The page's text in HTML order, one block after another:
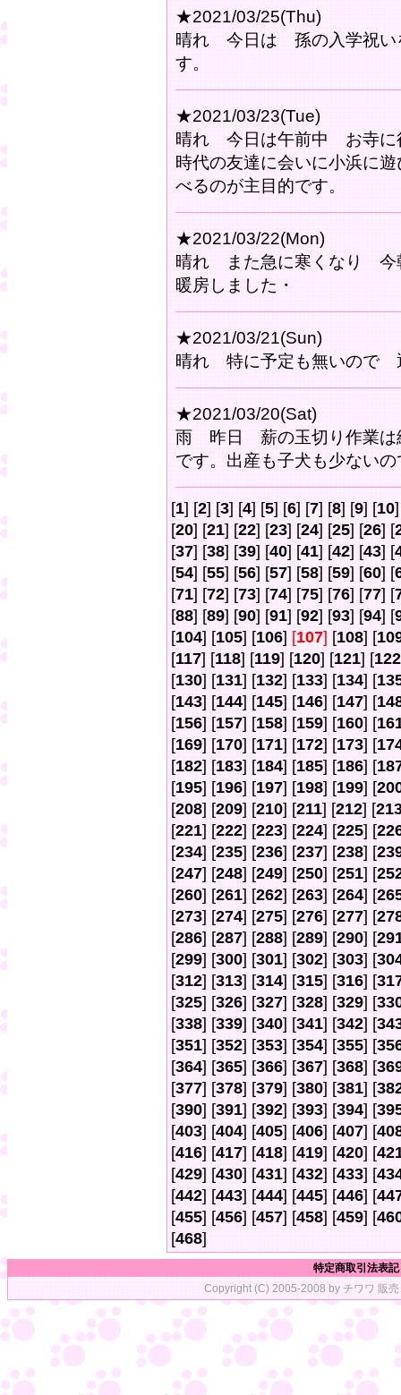
★2021/03/25(Thu)
晴れ 今日は 孫の入学祝い
す。
★2021/03/23(Tue)
晴れ 今日は午前中 お寺に
時代の友達に会いに小浜に
べるのが主目的です。
★2021/03/22(Mon)
晴れ また急に寒くなり 今
暖房しました・
★2021/03/21(Sun)
晴れ 特に予定も無いので
★2021/03/20(Sat)
雨 昨日 薪の玉切り作業は
です。出産も子犬も少ない
[1] [2] [3] [4] [5] [6] [7] [8] [9] [10
[20] [21] [22] [23] [24] [25] [26] [
[37] [38] [39] [40] [41] [42] [43] [
[54] [55] [56] [57] [58] [59] [60] [
[71] [72] [73] [74] [75] [76] [77] [
[88] [89] [90] [91] [92] [93] [94] [
[104] [105] [106] [107] [108] [
[117] [118] [119] [120] [121] [122
[130] [131] [132] [133] [134] [
[143] [144] [145] [146] [147] [
[156] [157] [158] [159] [160] [
[169] [170] [171] [172] [173] [
[182] [183] [184] [185] [186] [
[195] [196] [197] [198] [199] [
[208] [209] [210] [211] [212] [
[221] [222] [223] [224] [225] [
[234] [235] [236] [237] [238] [
[247] [248] [249] [250] [251] [
[260] [261] [262] [263] [264] [
[273] [274] [275] [276] [277] [
[286] [287] [288] [289] [290] [
[299] [300] [301] [302] [303] [
[312] [313] [314] [315] [316] [
[325] [326] [327] [328] [329] [
[338] [339] [340] [341] [342] [
[351] [352] [353] [354] [355] [
[364] [365] [366] [367] [368] [
[377] [378] [379] [380] [381] [
[390] [391] [392] [393] [394] [
[403] [404] [405] [406] [407] [
[416] [417] [418] [419] [420] [
[429] [430] [431] [432] [433] [
[442] [443] [444] [445] [446] [
[455] [456] [457] [458] [459] [
[468]
特定商取引法表記
Copyright (C) 2005-2008 by チワワ 販